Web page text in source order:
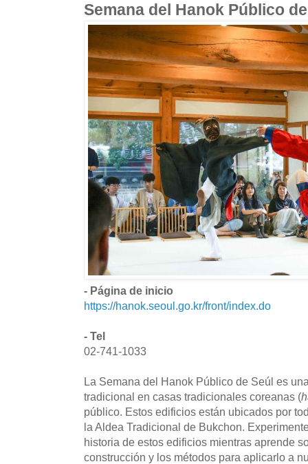
Semana del Hanok Público
- Página de inicio
https://hanok.seoul.go.kr/front/index.do
- Tel
02-741-1033
La Semana del Hanok Público de Seúl es
tradicional en casas tradicionales coreanas (
público. Estos edificios están ubicados por
la Aldea Tradicional de Bukchon.
historia de estos edificios mientras aprende
construcción y los métodos para aplicarlo a